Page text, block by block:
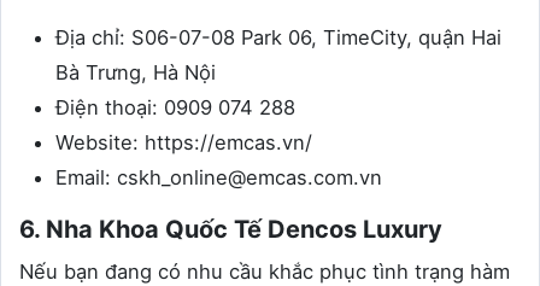
Địa chỉ: S06-07-08 Park 06, TimeCity, quận Hai
Bà Trưng, Hà Nội
Điện thoại: 0909 074 288
Website: https://emcas.vn/
Email: cskh_online@emcas.com.vn
6. Nha Khoa Quốc Tế Dencos Luxury
Nếu bạn đang có nhu cầu khắc phục tình trạng hàm